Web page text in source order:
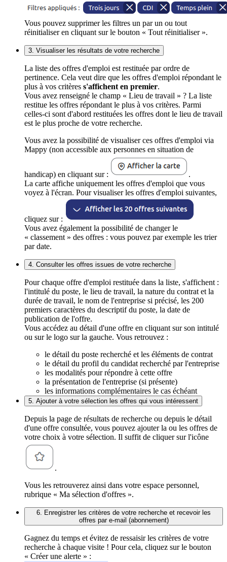
Vous pouvez supprimer les filtres un par un ou tout
réinitialiser en cliquant sur le bouton « Tout réinitialiser ».
3. Visualiser les résultats de votre recherche
La liste des offres d'emploi est restituée par ordre de
pertinence. Cela veut dire que les offres d'emploi répondant le
plus à vos critères s'affichent en premier.
Vous avez renseigné le champ « Lieu de travail » ? La liste
restitue les offres répondant le plus à vos critères. Parmi
celles-ci sont d'abord restituées les offres dont le lieu de travail
est le plus proche de votre recherche.
Vous avez la possibilité de visualiser ces offres d'emploi via
Mappy (non accessible aux personnes en situation de
handicap) en cliquant sur :
.
La carte affiche uniquement les offres d'emploi que vous
voyez à l'écran. Pour visualiser les offres d'emploi suivantes,
cliquez sur :
Vous avez également la possibilité de changer le
« classement » des offres : vous pouvez par exemple les trier
par date.
4. Consulter les offres issues de votre recherche
Pour chaque offre d'emploi restituée dans la liste, s'affichent :
l'intitulé du poste, le lieu de travail, la nature du contrat et la
durée de travail, le nom de l'entreprise si précisé, les 200
premiers caractères du descriptif du poste, la date de
publication de l'offre.
Vous accédez au détail d'une offre en cliquant sur son intitulé
ou sur le logo sur la gauche. Vous retrouvez :
le détail du poste recherché et les éléments de contrat
le détail du profil du candidat recherché par l'entreprise
les modalités pour répondre à cette offre
la présentation de l'entreprise (si présente)
les informations complémentaires le cas échéant
5. Ajouter à votre sélection les offres qui vous intéressent
Depuis la page de résultats de recherche ou depuis le détail
d'une offre consultée, vous pouvez ajouter la ou les offres de
votre choix à votre sélection. Il suffit de cliquer sur l'icône
.
Vous les retrouverez ainsi dans votre espace personnel,
rubrique « Ma sélection d'offres ».
6. Enregistrer les critères de votre recherche et recevoir les
offres par e-mail (abonnement)
Gagnez du temps et évitez de ressaisir les critères de votre
recherche à chaque visite ! Pour cela, cliquez sur le bouton
« Créer une alerte » :